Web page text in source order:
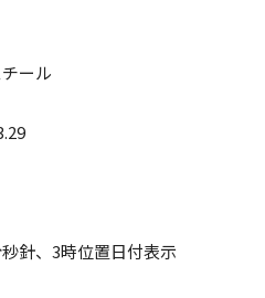
ール
針、3時位置日付表示